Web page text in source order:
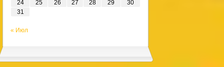
24 25 26 27 28 29
30
31
« Июл